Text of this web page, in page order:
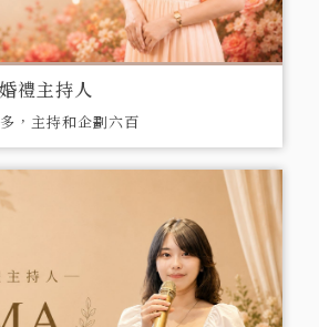
禮主持人
，主持和企劃六百
副總統、吳前副總
凱泰董事長、嚴長壽
和王金平前院長都